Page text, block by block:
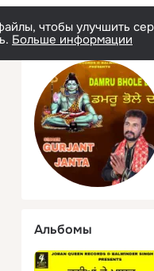
чтобы улучшить
Больше информации
Альбомы